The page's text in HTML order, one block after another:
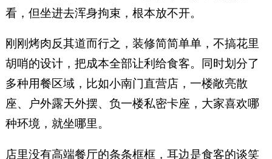
看，但坐进去浑身拘束，根本放不开。
刚刚烤肉反其道而行之，装修简简单单，不搞花里
胡哨的设计，把成本全部让利给食客。同时划分了
多种用餐区域，比如小南门直营店，一楼敞亮散
座、户外露天外摆、负一楼私密卡座，大家喜欢哪
种环境，就坐哪里。
店里没有高端餐厅的条条框框，耳边是食客的谈笑